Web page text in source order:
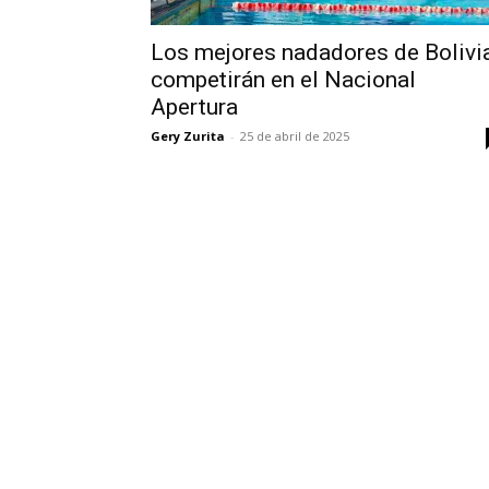
Los mejores nadadores de
competirán en el Nacional
Apertura
Gery Zurita - 25 de abril de 2025